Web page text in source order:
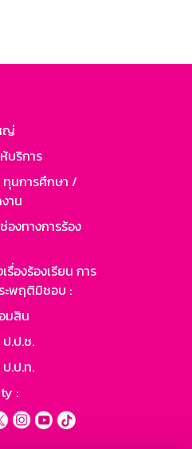
ญ่
บริการ
นการศึกษา /
าน
องทางการร้อง
รื่องร้องเรียน การ
ะพฤติมิชอบ :
มสิน
.ป.ช.
.ป.ท.
: